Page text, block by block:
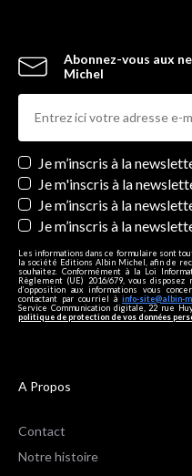
Abonnez-vous aux
Michel
Newsletters
Je m’inscris à la
Je m'inscris à la
Je m’inscris à la
Je m’inscris à la
Les informations dans ce formulaire sont
la société Editions Albin Michel, afin de
souhaitez. Conformément à la Loi
Règlement (UE) 2016/679, vous
d’opposition aux informations vous
contactant par courriel à info-site@albin-
Service Communication digitale, 22 rue
politique de protection de vos données
A Propos
Contact
Notre histoire